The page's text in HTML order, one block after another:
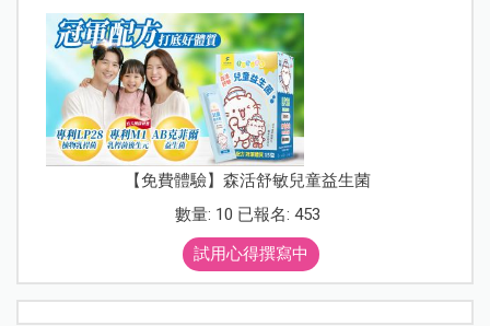
【免費體驗】森活舒敏兒童益生菌
數量: 10 已報名: 453
試用心得撰寫中